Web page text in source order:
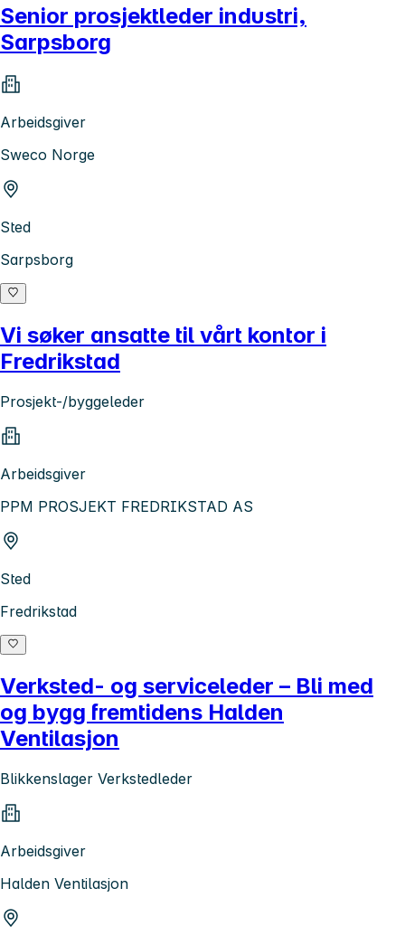
Senior prosjektleder industri,
Sarpsborg
Arbeidsgiver
Sweco Norge
Sted
Sarpsborg
Vi søker ansatte til vårt kontor i
Fredrikstad
Prosjekt-/byggeleder
Arbeidsgiver
PPM PROSJEKT FREDRIKSTAD AS
Sted
Fredrikstad
Verksted- og serviceleder – Bli med
og bygg fremtidens Halden
Ventilasjon
Blikkenslager Verkstedleder
Arbeidsgiver
Halden Ventilasjon